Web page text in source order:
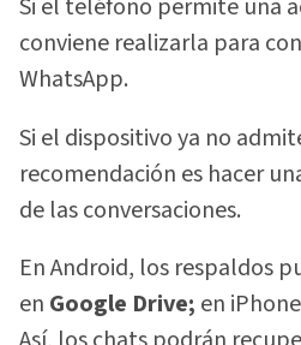
Si el teléfono permite una
conviene realizarla para
WhatsApp.
Si el dispositivo ya no
recomendación es hacer
de las conversaciones.
En Android, los respaldos
en Google Drive; en